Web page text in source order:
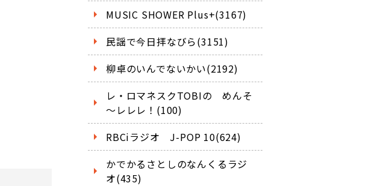
MUSIC SHOWER Plus+(3167)
民謡で今日拝なびら(3151)
柳卓のいんでないかい(2192)
レ・ロマネスクTOBIの めんそ
～レレレ！(100)
RBCiラジオ J-POP 10(624)
かでかるさとしのなんくるラジ
オ(435)